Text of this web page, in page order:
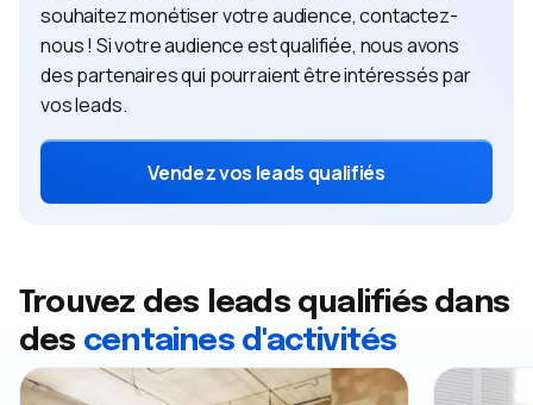
souhaitez monétiser votre audience, contactez-
nous ! Si votre audience est qualifiée, nous avons
des partenaires qui pourraient être intéressés par
vos leads.
Vendez vos leads qualifiés
Trouvez des leads qualifiés dans
des centaines d'activités